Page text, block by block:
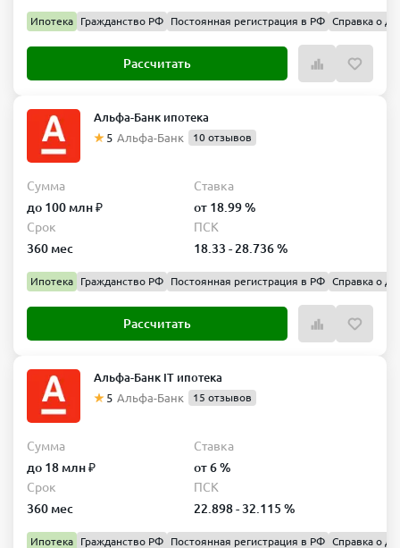
Ипотека Гражданство РФ Постоянная регистрация в РФ Справка о
Рассчитать
Альфа-Банк ипотека
5 Альфа-Банк 10 отзывов
Сумма
до 100 млн ₽
Ставка
от 18.99 %
Срок
360 мес
ПСК
18.33 - 28.736 %
Ипотека Гражданство РФ Постоянная регистрация в РФ Справка о
Рассчитать
Альфа-Банк IT ипотека
5 Альфа-Банк 15 отзывов
Сумма
до 18 млн ₽
Ставка
от 6 %
Срок
360 мес
ПСК
22.898 - 32.115 %
Ипотека Гражданство РФ Постоянная регистрация в РФ Справка о